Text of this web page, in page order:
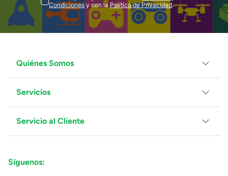
Condiciones y con la Política de Privacidad.
Quiénes Somos
Grupo Juguetron
Localiza tu tienda
Blog
Servicios
Facturación
Proveedores
Servicio al Cliente
Preguntas Frecuentes
Síguenos: